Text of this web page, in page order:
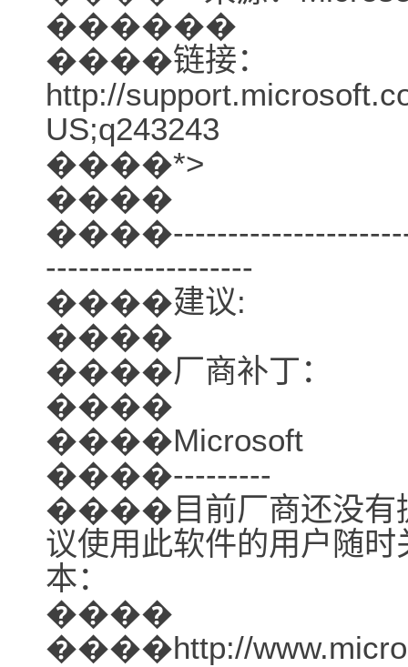
������
����链接：
http://
US;q243243
����*>
����
-------------------
����建议:
����
����厂商补丁：
����
����Microsoft
����---------
����目前厂商还没有
议使用此软件的用户随
本：
����
����http://